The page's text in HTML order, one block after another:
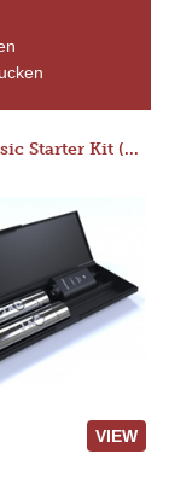
Series-E Basic Starter Kit (No Tank)
VIEW